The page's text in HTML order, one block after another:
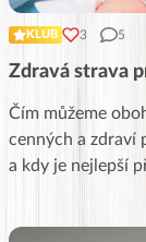
KLUB 3 5
Zdravá strava
Čím můžeme
cenných a zdraví
a kdy je nejlepší